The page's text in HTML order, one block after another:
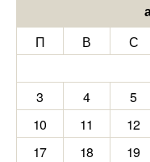
П
В С
3
4 5
10
11 12
17
18 19